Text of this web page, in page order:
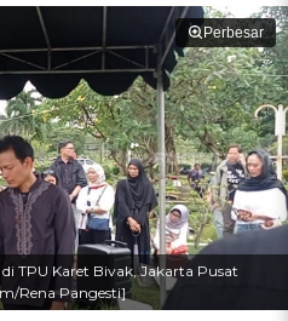
Perbesar
TPU Karet Bivak, Jakarta Pusat
Rena Pangesti]